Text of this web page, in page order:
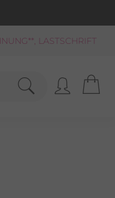
LASTSCHRIFT
SERVICE 0800-808159
SHOP